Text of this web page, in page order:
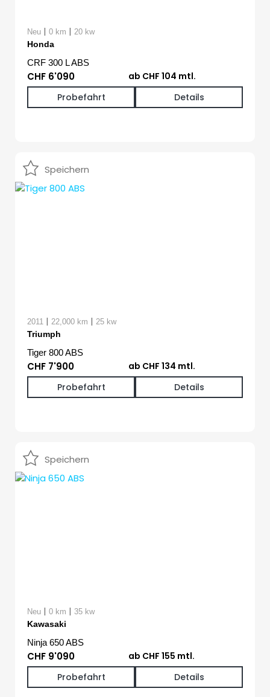
Neu | 0 km | 20 kw
Honda
CRF 300 L ABS
CHF 6'090
ab CHF 104 mtl.
Probefahrt
Details
Speichern
2011 | 22,000 km | 25 kw
Triumph
Tiger 800 ABS
CHF 7'900
ab CHF 134 mtl.
Probefahrt
Details
Speichern
Neu | 0 km | 35 kw
Kawasaki
Ninja 650 ABS
CHF 9'090
ab CHF 155 mtl.
Probefahrt
Details